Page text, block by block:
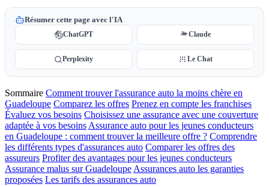
Résumer cette page avec l'IA
ChatGPT Claude
Perplexity Le Chat
Sommaire Comment trouver l'assurance auto la moins chère en
Guadeloupe Comparez les offres Prenez en compte les franchises
Évaluez vos besoins Choisissez une assurance avec une couverture
adaptée à vos besoins Assurance auto pour les jeunes conducteurs
en Guadeloupe : comment trouver la meilleure offre ? Comprendre
les différents types d'assurances auto Comparer les offres des
assureurs Profiter des avantages pour les jeunes conducteurs
Assurance malus sur Guadeloupe Assurances auto les garanties
proposées Les tarifs des assurances auto